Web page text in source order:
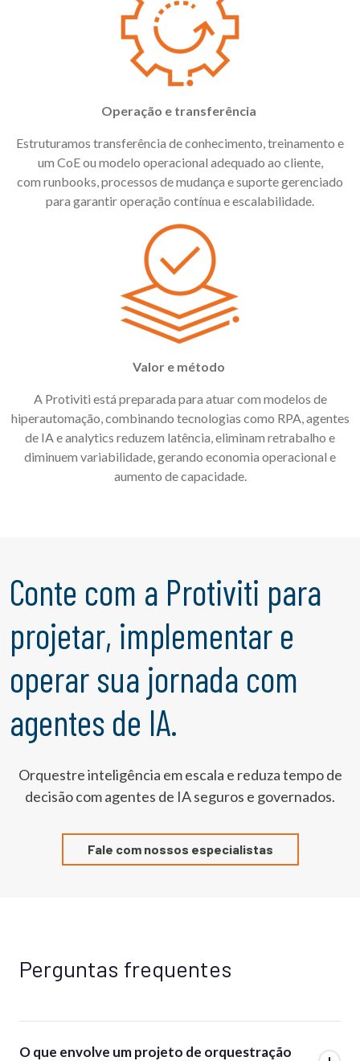
Operação e transferência
Estruturamos transferência de conhecimento, treinamento e
um CoE ou modelo operacional adequado ao cliente,
com runbooks, processos de mudança e suporte gerenciado
para garantir operação contínua e escalabilidade.
Valor e método
A Protiviti está preparada para atuar com modelos de
hiperautomação, combinando tecnologias como RPA, agentes
de IA e analytics reduzem latência, eliminam retrabalho e
diminuem variabilidade, gerando economia operacional e
aumento de capacidade.
Conte com a Protiviti para
projetar, implementar e
operar sua jornada com
agentes de IA.
Orquestre inteligência em escala e reduza tempo de
decisão com agentes de IA seguros e governados.
Fale com nossos especialistas
Perguntas frequentes
O que envolve um projeto de orquestração